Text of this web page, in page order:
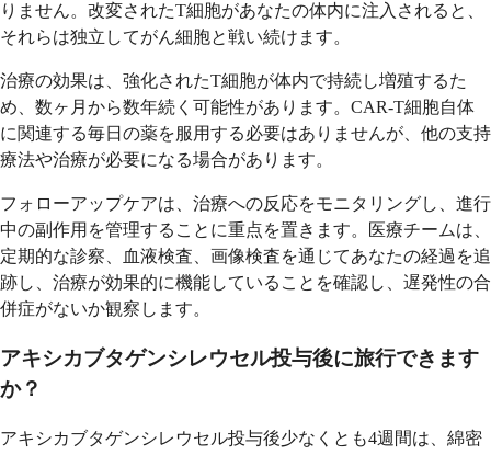
りません。改変されたT細胞があなたの体内に注入されると、
それらは独立してがん細胞と戦い続けます。
治療の効果は、強化されたT細胞が体内で持続し増殖するた
め、数ヶ月から数年続く可能性があります。CAR-T細胞自体
に関連する毎日の薬を服用する必要はありませんが、他の支持
療法や治療が必要になる場合があります。
フォローアップケアは、治療への反応をモニタリングし、進行
中の副作用を管理することに重点を置きます。医療チームは、
定期的な診察、血液検査、画像検査を通じてあなたの経過を追
跡し、治療が効果的に機能していることを確認し、遅発性の合
併症がないか観察します。
アキシカブタゲンシレウセル投与後に旅行できます
か？
アキシカブタゲンシレウセル投与後少なくとも4週間は、綿密